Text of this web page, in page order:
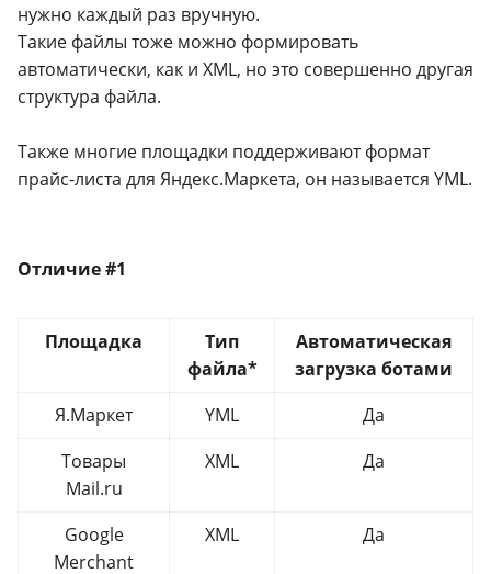
нужно каждый раз вручную.
Такие файлы тоже можно формировать
автоматически, как и XML, но это совершенно другая
структура файла.
Также многие площадки поддерживают формат
прайс-листа для Яндекс.Маркета, он называется YML.
Отличие #1
Площадка
Тип
файла*
Автоматическая
загрузка ботами
Я.Маркет
YML
Да
Товары
Mail.ru
XML Да
Google
Merchant
XML Да